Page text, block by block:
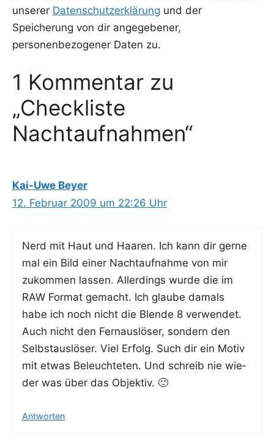
unserer Datenschutzerklärung und der
Speicherung von dir angegebener,
personenbezogener Daten zu.
1 Kommentar zu
„Checkliste
Nachtaufnahmen“
Kai-Uwe Beyer
12. Februar 2009 um 22:26 Uhr
Nerd mit Haut und Haa­ren. Ich kann dir ger­ne
mal ein Bild einer Nacht­auf­nah­me von mir
zukom­men las­sen. Aller­dings wur­de die im
RAW For­mat gemacht. Ich glau­be damals
habe ich noch nicht die Blen­de 8 ver­wen­det.
Auch nicht den Fern­aus­lö­ser, son­dern den
Selbst­aus­lö­ser. Viel Erfolg. Such dir ein Motiv
mit etwas Beleuch­te­ten. Und schreib nie wie­
der was über das Objektiv. 🙂
Antworten